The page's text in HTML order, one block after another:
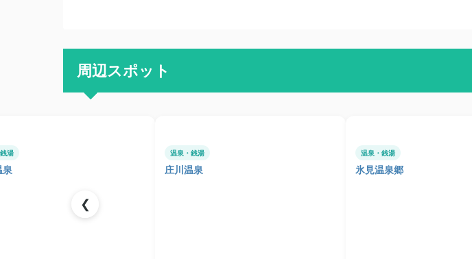
周辺スポット
湯
泉
温泉・銭湯
庄川温泉
温泉・銭湯
氷見温泉郷
❮